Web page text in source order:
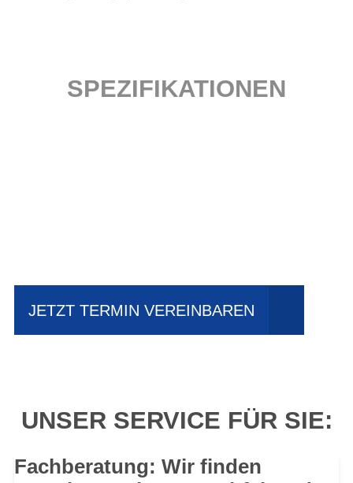
SPEZIFIKATIONEN
JETZT TERMIN VEREINBAREN
UNSER SERVICE FÜR SIE:
Fachberatung: Wir finden